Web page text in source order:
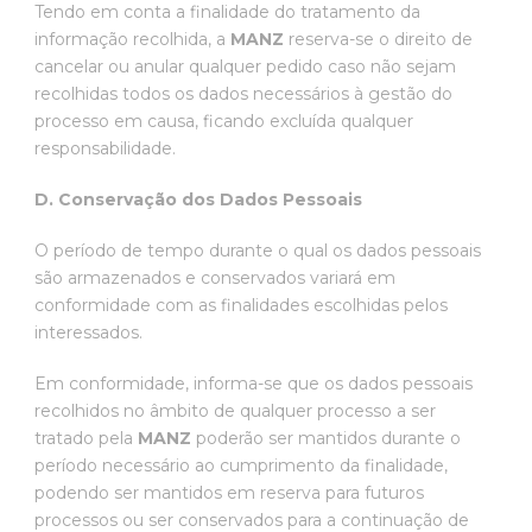
Tendo em conta a finalidade do tratamento da
informação recolhida, a MANZ reserva-se o direito de
cancelar ou anular qualquer pedido caso não sejam
recolhidas todos os dados necessários à gestão do
processo em causa, ficando excluída qualquer
responsabilidade.
D. Conservação dos Dados Pessoais
O período de tempo durante o qual os dados pessoais
são armazenados e conservados variará em
conformidade com as finalidades escolhidas pelos
interessados.
Em conformidade, informa-se que os dados pessoais
recolhidos no âmbito de qualquer processo a ser
tratado pela MANZ poderão ser mantidos durante o
período necessário ao cumprimento da finalidade,
podendo ser mantidos em reserva para futuros
processos ou ser conservados para a continuação de